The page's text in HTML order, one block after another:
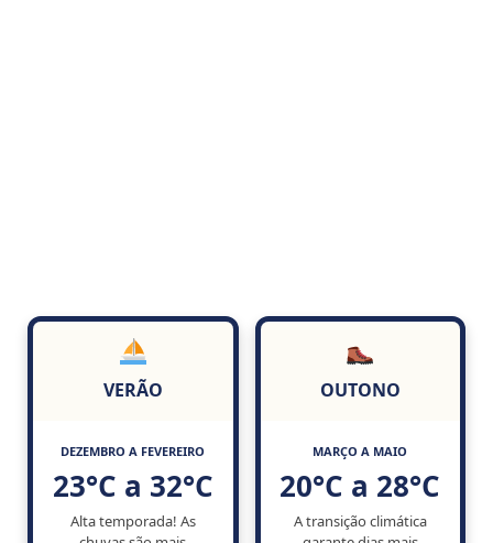
VERÃO
DEZEMBRO A FEVEREIRO
23°C a 32°C
Alta temporada! As
OUTONO
MARÇO A MAIO
20°C a 28°C
A transição climática